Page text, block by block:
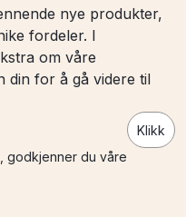
nye produkter,
fordeler. I
om våre
din for å gå videre til
Klikk
godkjenner du våre